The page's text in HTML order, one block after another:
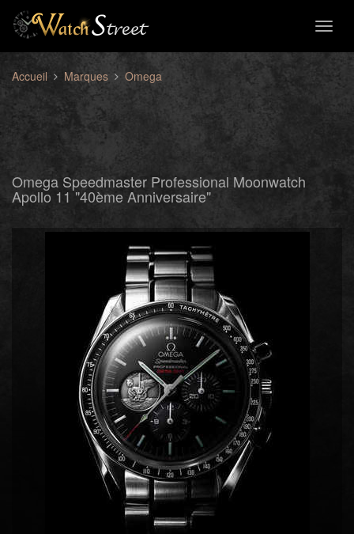
Accueil Marques Omega
Omega Speedmaster Professional Moonwatch
Apollo 11 "40ème Anniversaire"